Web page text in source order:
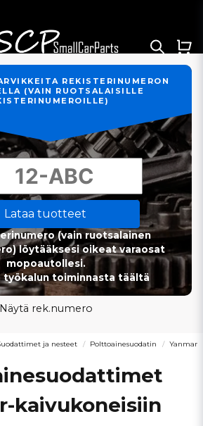
REKISTERINUMERON
(VAIN RUOTSALAISILLE
Lataa tuotteet
(vain ruotsalainen
löytääksesi oikeat varaosat
mopoautollesi.
työkalun toiminnasta täältä
Näytä rek.numero
ja nesteet Polttoainesuodatin Yanmar
kaivukoneisiin